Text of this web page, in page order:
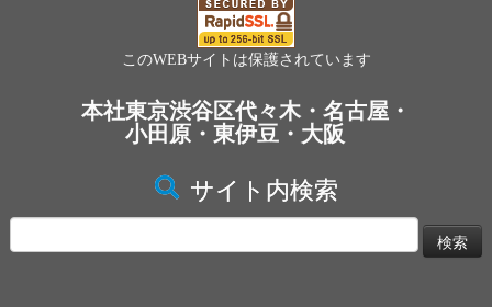
このWEBサイトは保護されています
本社東京渋谷区代々木・名古屋・
小田原・東伊豆・大阪
サイト内検索
索: